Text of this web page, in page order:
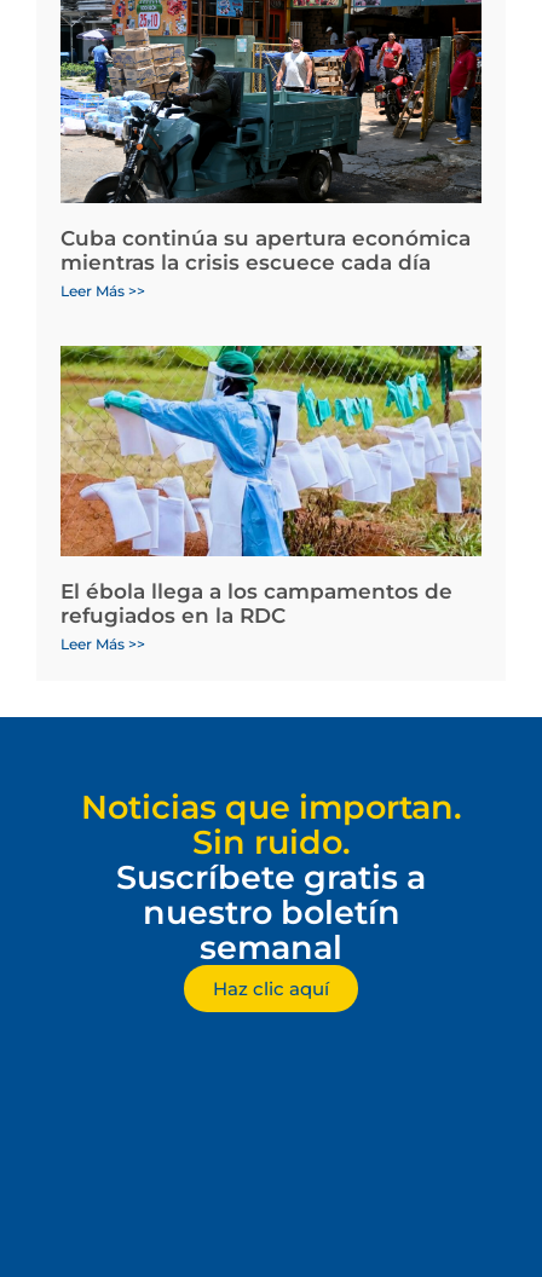
Cuba continúa su apertura económica
mientras la crisis escuece cada día
Leer Más >>
El ébola llega a los campamentos de
refugiados en la RDC
Leer Más >>
Noticias que importan.
Sin ruido.
Suscríbete gratis a
nuestro boletín
semanal
Haz clic aquí